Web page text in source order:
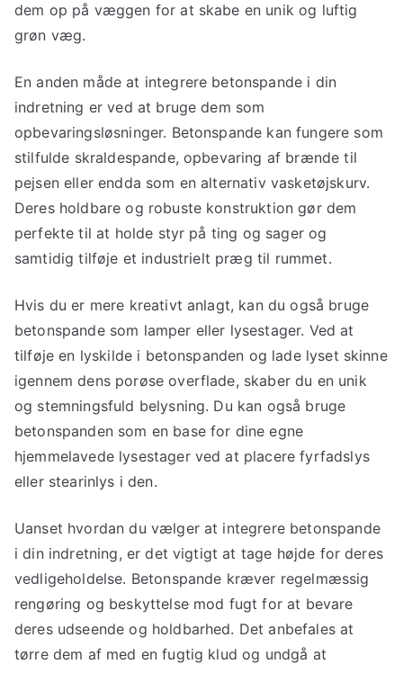
dem op på væggen for at skabe en unik og luftig
grøn væg.
En anden måde at integrere betonspande i din
indretning er ved at bruge dem som
opbevaringsløsninger. Betonspande kan fungere som
stilfulde skraldespande, opbevaring af brænde til
pejsen eller endda som en alternativ vasketøjskurv.
Deres holdbare og robuste konstruktion gør dem
perfekte til at holde styr på ting og sager og
samtidig tilføje et industrielt præg til rummet.
Hvis du er mere kreativt anlagt, kan du også bruge
betonspande som lamper eller lysestager. Ved at
tilføje en lyskilde i betonspanden og lade lyset skinne
igennem dens porøse overflade, skaber du en unik
og stemningsfuld belysning. Du kan også bruge
betonspanden som en base for dine egne
hjemmelavede lysestager ved at placere fyrfadslys
eller stearinlys i den.
Uanset hvordan du vælger at integrere betonspande
i din indretning, er det vigtigt at tage højde for deres
vedligeholdelse. Betonspande kræver regelmæssig
rengøring og beskyttelse mod fugt for at bevare
deres udseende og holdbarhed. Det anbefales at
tørre dem af med en fugtig klud og undgå at